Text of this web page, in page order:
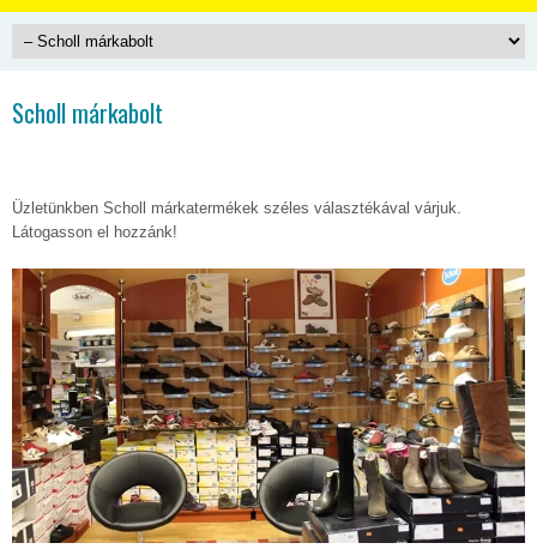
Scholl márkabolt
Üzletünkben Scholl márkatermékek széles választékával várjuk.
Látogasson el hozzánk!